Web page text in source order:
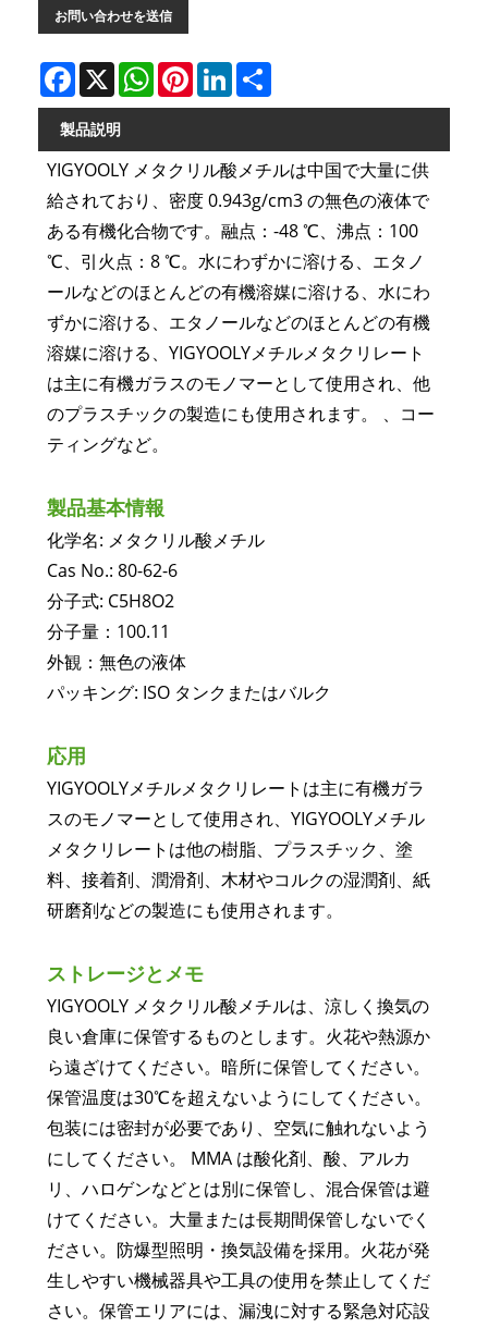
お問い合わせを送信
Facebook
X WhatsAppPinterestLinkedIn
製品説明
YIGYOOLY メタクリル酸メチルは中国で大量に供
給されており、密度 0.943g/cm3 の無色の液体で
ある有機化合物です。融点：-48 ℃、沸点：100
℃、引火点：8 ℃。水にわずかに溶ける、エタノ
ールなどのほとんどの有機溶媒に溶ける、水にわ
ずかに溶ける、エタノールなどのほとんどの有機
溶媒に溶ける、YIGYOOLYメチルメタクリレート
は主に有機ガラスのモノマーとして使用され、他
のプラスチックの製造にも使用されます。 、コー
ティングなど。
製品基本情報
化学名: メタクリル酸メチル
Cas No.: 80-62-6
分子式: C5H8O2
分子量：100.11
外観：無色の液体
パッキング: ISO タンクまたはバルク
応用
YIGYOOLYメチルメタクリレートは主に有機ガラ
スのモノマーとして使用され、YIGYOOLYメチル
メタクリレートは他の樹脂、プラスチック、塗
料、接着剤、潤滑剤、木材やコルクの湿潤剤、紙
研磨剤などの製造にも使用されます。
ストレージとメモ
YIGYOOLY メタクリル酸メチルは、涼しく換気の
良い倉庫に保管するものとします。火花や熱源か
ら遠ざけてください。暗所に保管してください。
保管温度は30℃を超えないようにしてください。
包装には密封が必要であり、空気に触れないよう
にしてください。 MMA は酸化剤、酸、アルカ
リ、ハロゲンなどとは別に保管し、混合保管は避
けてください。大量または長期間保管しないでく
ださい。防爆型照明・換気設備を採用。火花が発
生しやすい機械器具や工具の使用を禁止してくだ
さい。保管エリアには、漏洩に対する緊急対応設